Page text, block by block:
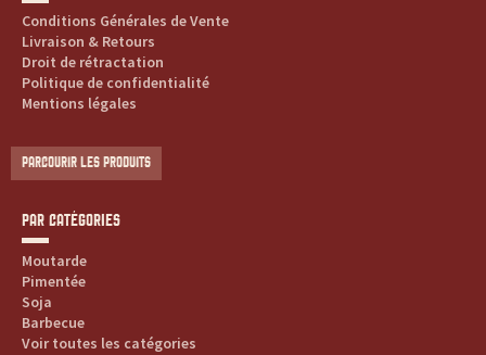
Conditions Générales de Vente
Livraison & Retours
Droit de rétractation
Politique de confidentialité
Mentions légales
PARCOURIR LES PRODUITS
PAR CATÉGORIES
Moutarde
Pimentée
Soja
Barbecue
Voir toutes les catégories